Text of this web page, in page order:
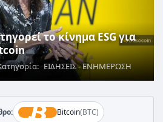
το κίνημα ESG για
ΕΙΔΗΣΕΙΣ - ΕΝΗΜΕΡΩΣΗ
Bitcoin(BTC)